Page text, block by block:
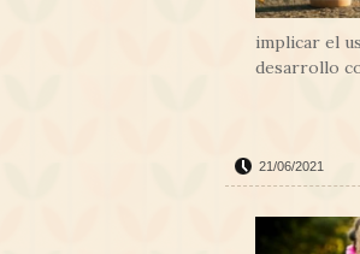
implicar el
desarrollo
21/06/2021